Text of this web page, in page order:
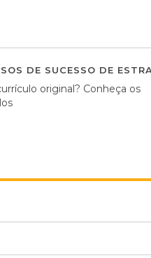
DE SUCESSO DE
original? Conheça os